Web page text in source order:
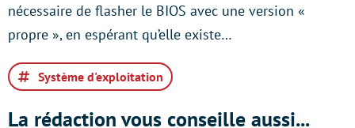
nécessaire de flasher le BIOS avec une version «
propre », en espérant qu’elle existe…
Système d'exploitation
La rédaction vous conseille aussi...